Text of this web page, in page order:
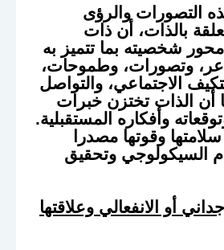
التصورات والرؤى
بالذات، أن ذات
شخصيته بما تتميز به
وتصورات، وطموحات،
الاجتماعي، والتواصل
أن الذات تختزن خبرات
وأفكاره المستقبلية.
وقوتها مصدرا
السيكولوجي وتحقيق
أو الانفعالي وعلاقتها